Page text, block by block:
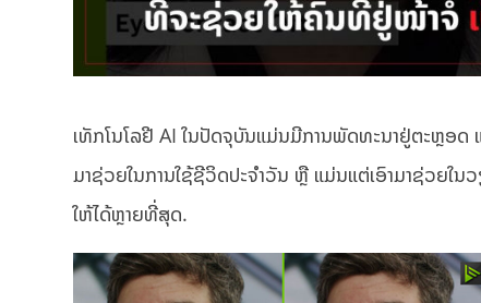
ເທັກໂນໂລຢີ AI ໃນປັດຈຸບັນແມ່ນມີການພັດທະນາຢູ່ຕະຫຼອດ
ມາຊ່ວຍໃນການໃຊ້ຊີວິດປະຈຳວັນ ຫຼື ແມ່ນແຕ່ເອົາມາຊ່ວຍໃນ
ໃຫ້ໄດ້ຫຼາຍທີ່ສຸດ.